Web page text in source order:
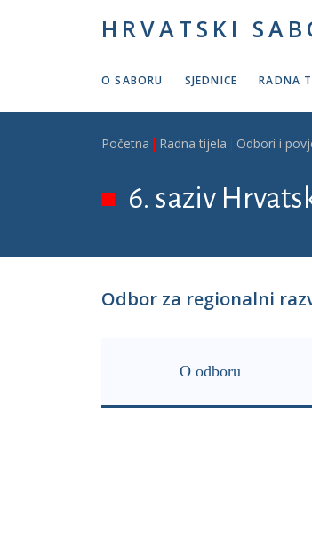
HRVATSKI
O SABORU SJEDNICE RADNA
Breadcrumb
Početna Radna tijela Odbori i
6. saziv
Odbor za regionalni
O odboru